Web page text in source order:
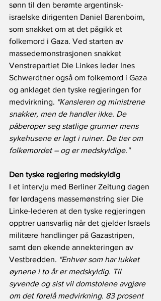
sønn til den berømte argentinsk-
israelske dirigenten Daniel Barenboim,
som snakket om at det pågikk et
folkemord i Gaza. Ved starten av
massedemonstrasjonen snakket
Venstrepartiet Die Linkes leder Ines
Schwerdtner også om folkemord i Gaza
og anklaget den tyske regjeringen for
medvirkning. "Kansleren og ministrene
snakker, men de handler ikke. De
påberoper seg statlige grunner mens
sykehusene er lagt i ruiner. De tier om
folkemordet – og er medskyldige."
Den tyske regjering medskyldig
I et intervju med Berliner Zeitung dagen
før lørdagens massemønstring sier Die
Linke-lederen at den tyske regjeringen
opptrer uansvarlig når det gjelder Israels
militære handlinger på Gazastripen,
samt den økende annekteringen av
Vestbredden. "Enhver som har lukket
øynene i to år er medskyldig. Til
syvende og sist vil domstolene avgjøre
om det forelå medvirkning. 83 prosent